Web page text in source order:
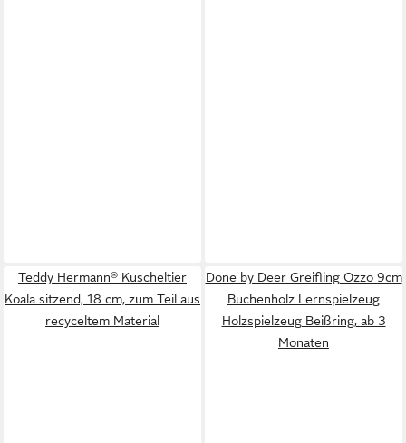
Teddy Hermann® Kuscheltier
Koala sitzend, 18 cm, zum Teil aus
recyceltem Material
Done by Deer Greifling Ozzo 9cm
Buchenholz Lernspielzeug
Holzspielzeug Beißring, ab 3
Monaten